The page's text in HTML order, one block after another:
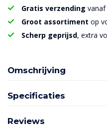
Gratis verzending vanaf
Groot assortiment op
Scherp geprijsd, extra
Omschrijving
Specificaties
Reviews